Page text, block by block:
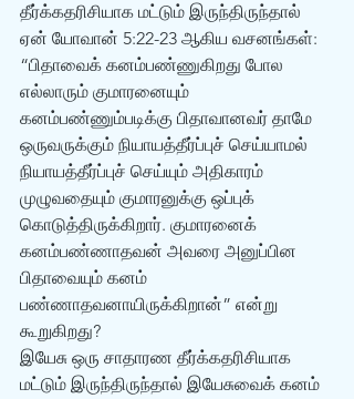
தீர்க்கதரிசியாக மட்டும் இருந்திருந்தால்
ஏன் யோவான் 5:22-23 ஆகிய வசனங்கள்:
“பிதாவைக் கனம்பண்ணுகிறது போல
எல்லாரும் குமாரனையும்
கனம்பண்ணும்படிக்கு பிதாவானவர் தாமே
ஒருவருக்கும் நியாயத்தீர்ப்புச் செய்யாமல்
நியாயத்தீர்ப்புச் செய்யும் அதிகாரம்
முழுவதையும் குமாரனுக்கு ஒப்புக்
கொடுத்திருக்கிறார். குமாரனைக்
கனம்பண்ணாதவன் அவரை அனுப்பின
பிதாவையும் கனம்
பண்ணாதவனாயிருக்கிறான்” என்று
கூறுகிறது?
இயேசு ஒரு சாதாரண தீர்க்கதரிசியாக
மட்டும் இருந்திருந்தால் இயேசுவைக் கனம்